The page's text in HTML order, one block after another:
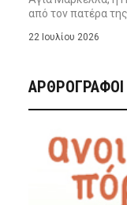
από τον πατέρα
22 Ιουλίου 2026